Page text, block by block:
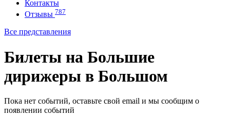
Контакты
Отзывы 787
Все представления
Билеты на Большие
дирижеры в Большом
Пока нет событий, оставьте свой email и мы сообщим о
появлении событий